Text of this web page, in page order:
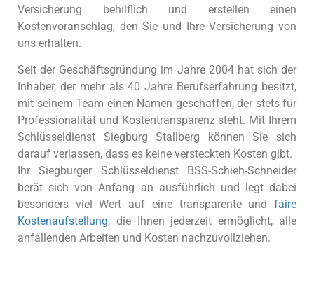
Versicherung behilflich und erstellen einen
Kostenvoranschlag, den Sie und Ihre Versicherung von
uns erhalten.
Seit der Geschäftsgründung im Jahre 2004 hat sich der
Inhaber, der mehr als 40 Jahre Berufserfahrung besitzt,
mit seinem Team einen Namen geschaffen, der stets für
Professionalität und Kostentransparenz steht. Mit Ihrem
Schlüsseldienst Siegburg Stallberg können Sie sich
darauf verlassen, dass es keine versteckten Kosten gibt.
Ihr Siegburger Schlüsseldienst BSS-Schieh-Schneider
berät sich von Anfang an ausführlich und legt dabei
besonders viel Wert auf eine transparente und faire
Kostenaufstellung, die Ihnen jederzeit ermöglicht, alle
anfallenden Arbeiten und Kosten nachzuvollziehen.